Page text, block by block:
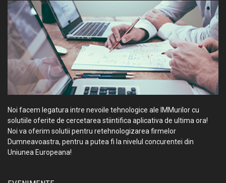
Noi facem legatura intre nevoile tehnologice ale IMMurilor cu
solutiile oferite de cercetarea stiintifica aplicativa de ultima ora!
Noi va oferim solutii pentru retehnologizarea firmelor
Dumneavoastra, pentru a putea fi la nivelul concurentei din
Uniunea Europeana!